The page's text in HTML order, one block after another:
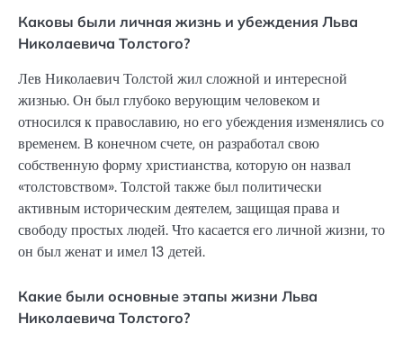
Каковы были личная жизнь и убеждения Льва
Николаевича Толстого?
Лев Николаевич Толстой жил сложной и интересной
жизнью. Он был глубоко верующим человеком и
относился к православию, но его убеждения изменялись со
временем. В конечном счете, он разработал свою
собственную форму христианства, которую он назвал
«толстовством». Толстой также был политически
активным историческим деятелем, защищая права и
свободу простых людей. Что касается его личной жизни, то
он был женат и имел 13 детей.
Какие были основные этапы жизни Льва
Николаевича Толстого?